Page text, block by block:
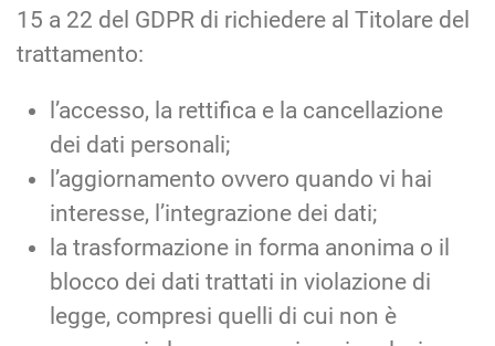
15 a 22 del GDPR di richiedere al Titolare del
trattamento:
l’accesso, la rettifica e la cancellazione
dei dati personali;
l’aggiornamento ovvero quando vi hai
interesse, l’integrazione dei dati;
la trasformazione in forma anonima o il
blocco dei dati trattati in violazione di
legge, compresi quelli di cui non è